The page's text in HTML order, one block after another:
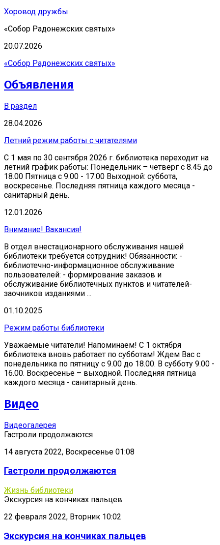
Хоровод дружбы
«Собор Радонежских святых»
20.07.2026
«Собор Радонежских святых»
Объявления
В раздел
28.04.2026
Летний режим работы с читателями
С 1 мая по 30 сентября 2026 г. библиотека переходит на
летний график работы: Понедельник – четверг с 8.45 до
18.00 Пятница с 9.00 - 17.00 Выходной: суббота,
воскресенье. Последняя пятница каждого месяца -
санитарный день.
12.01.2026
Внимание! Вакансия!
В отдел внестационарного обслуживания нашей
библиотеки требуется сотрудник! Обязанности: -
библиотечно-информационное обслуживание
пользователей: - формирование заказов и
обслуживание библиотечных пунктов и читателей-
заочников изданиями ...
01.10.2025
Режим работы библиотеки
Уважаемые читатели! Напоминаем! С 1 октября
библиотека вновь работает по субботам! Ждем Вас с
понедельника по пятницу с 9.00 до 18.00. В субботу 9.00 -
16.00. Воскресенье – выходной. Последняя пятница
каждого месяца - санитарный день.
Видео
Видеогалерея
Гастроли продолжаются
14 августа 2022, Воскресенье 01:08
Гастроли продолжаются
Жизнь библиотеки
Экскурсия на кончиках пальцев
22 февраля 2022, Вторник 10:02
Экскурсия на кончиках пальцев